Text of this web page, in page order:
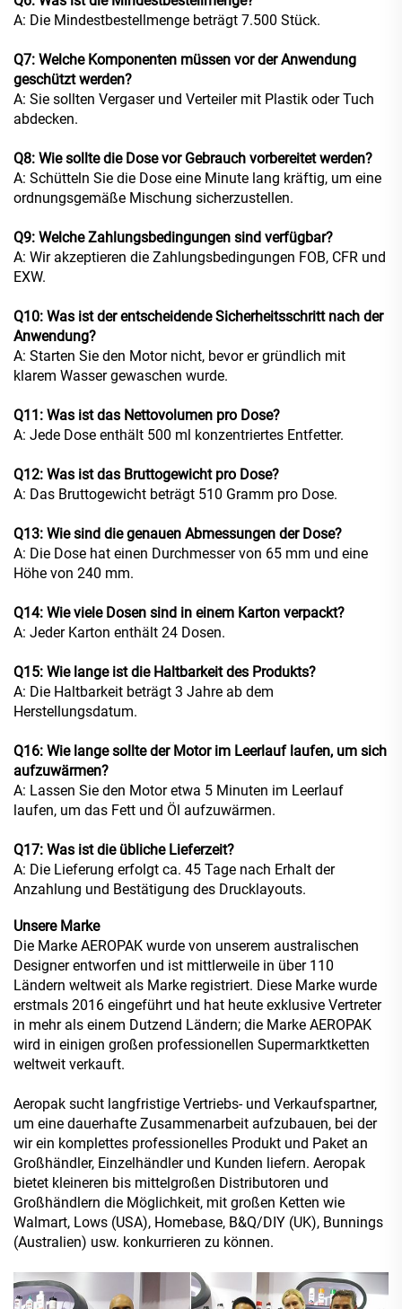
A: Die Mindestbestellmenge beträgt 7.500 Stück.
Q7: Welche Komponenten müssen vor der Anwendung
geschützt werden?
A: Sie sollten Vergaser und Verteiler mit Plastik oder Tuch
abdecken.
Q8: Wie sollte die Dose vor Gebrauch vorbereitet werden?
A: Schütteln Sie die Dose eine Minute lang kräftig, um eine
ordnungsgemäße Mischung sicherzustellen.
Q9: Welche Zahlungsbedingungen sind verfügbar?
A: Wir akzeptieren die Zahlungsbedingungen FOB, CFR und
EXW.
Q10: Was ist der entscheidende Sicherheitsschritt nach der
Anwendung?
A: Starten Sie den Motor nicht, bevor er gründlich mit
klarem Wasser gewaschen wurde.
Q11: Was ist das Nettovolumen pro Dose?
A: Jede Dose enthält 500 ml konzentriertes Entfetter.
Q12: Was ist das Bruttogewicht pro Dose?
A: Das Bruttogewicht beträgt 510 Gramm pro Dose.
Q13: Wie sind die genauen Abmessungen der Dose?
A: Die Dose hat einen Durchmesser von 65 mm und eine
Höhe von 240 mm.
Q14: Wie viele Dosen sind in einem Karton verpackt?
A: Jeder Karton enthält 24 Dosen.
Q15: Wie lange ist die Haltbarkeit des Produkts?
A: Die Haltbarkeit beträgt 3 Jahre ab dem
Herstellungsdatum.
Q16: Wie lange sollte der Motor im Leerlauf laufen, um sich
aufzuwärmen?
A: Lassen Sie den Motor etwa 5 Minuten im Leerlauf
laufen, um das Fett und Öl aufzuwärmen.
Q17: Was ist die übliche Lieferzeit?
A: Die Lieferung erfolgt ca. 45 Tage nach Erhalt der
Anzahlung und Bestätigung des Drucklayouts.
Unsere Marke
Die Marke AEROPAK wurde von unserem australischen
Designer entworfen und ist mittlerweile in über 110
Ländern weltweit als Marke registriert. Diese Marke wurde
erstmals 2016 eingeführt und hat heute exklusive Vertreter
in mehr als einem Dutzend Ländern; die Marke AEROPAK
wird in einigen großen professionellen Supermarktketten
weltweit verkauft.
Aeropak sucht langfristige Vertriebs- und Verkaufspartner,
um eine dauerhafte Zusammenarbeit aufzubauen, bei der
wir ein komplettes professionelles Produkt und Paket an
Großhändler, Einzelhändler und Kunden liefern. Aeropak
bietet kleineren bis mittelgroßen Distributoren und
Großhändlern die Möglichkeit, mit großen Ketten wie
Walmart, Lows (USA), Homebase, B&Q/DIY (UK), Bunnings
(Australien) usw. konkurrieren zu können.